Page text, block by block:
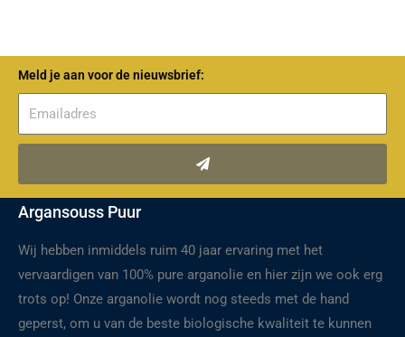
Meld je aan voor de nieuwsbrief:
Verzenden
Argansouss Puur
Wij hebben inmiddels ruim 40 jaar ervaring met het
vervaardigen van 100% pure arganolie en hier zijn we ook erg
trots op! Onze arganolie wordt nog steeds met de hand
geperst, om u van de beste biologische kwaliteit te kunnen